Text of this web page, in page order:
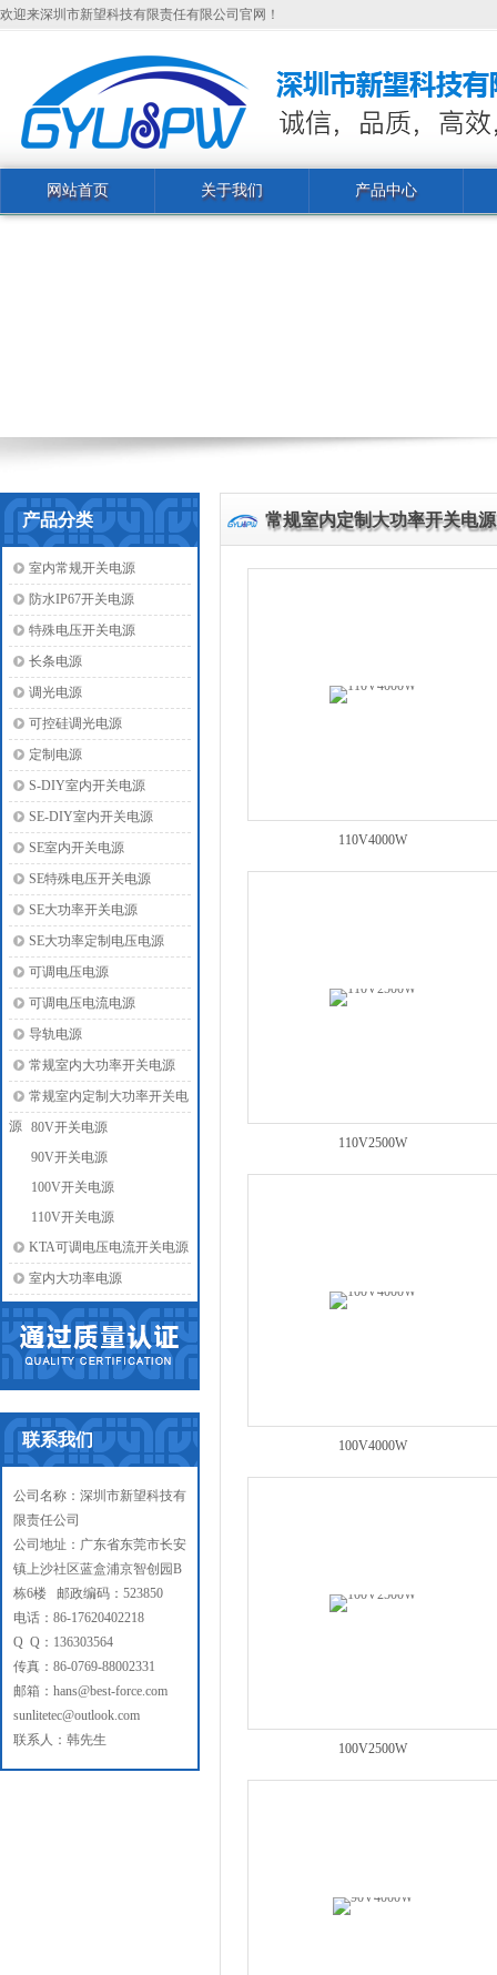
欢迎来深圳市新望科技有限责任有限公司官网！
网站首页 关于我们 产品中心
产品分类
室内常规开关电源
防水IP67开关电源
特殊电压开关电源
长条电源
调光电源
可控硅调光电源
定制电源
S-DIY室内开关电源
SE-DIY室内开关电源
SE室内开关电源
SE特殊电压开关电源
SE大功率开关电源
SE大功率定制电压电源
可调电压电源
可调电压电流电源
导轨电源
常规室内大功率开关电源
常规室内定制大功率开关电
源 80V开关电源
90V开关电源
100V开关电源
110V开关电源
KTA可调电压电流开关电源
室内大功率电源
联系我们
公司名称：深圳市新望科技有
限责任公司
公司地址：广东省东莞市长安
镇上沙社区蓝盒浦京智创园B
栋6楼 邮政编码：523850
电话：86-17620402218
Q Q：136303564
传真：86-0769-88002331
邮箱：hans@best-force.com
sunlitetec@outlook.com
联系人：韩先生
常规室内定制大功率开关电源
110V4000W
110V2500W
100V4000W
100V2500W